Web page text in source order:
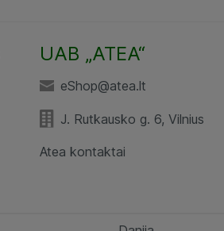
UAB „ATEA“
eShop@atea.lt
J. Rutkausko g. 6, Vilnius
Atea kontaktai